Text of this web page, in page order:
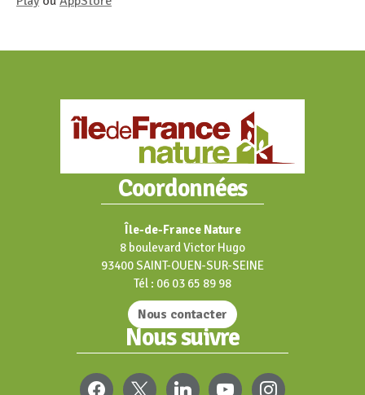
Coordonnées
Île-de-France Nature
8 boulevard Victor Hugo
93400 SAINT-OUEN-SUR-SEINE
Tél : 06 03 65 89 98
Nous contacter
Nous suivre
FACEBOOK
X LINKEDINYOUTUBEINSTAGRAM